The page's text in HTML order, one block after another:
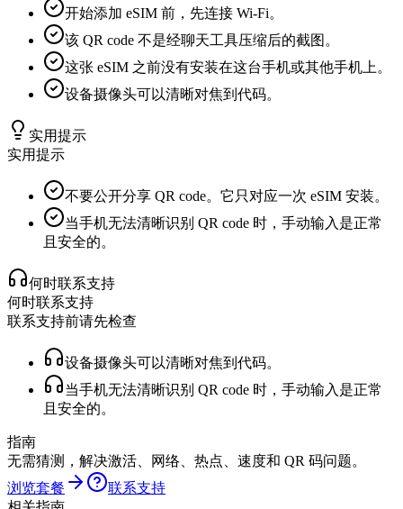
开始添加 eSIM 前，先连接 Wi-Fi。
该 QR code 不是经聊天工具压缩后的截图。
这张 eSIM 之前没有安装在这台手机或其他手机上。
设备摄像头可以清晰对焦到代码。
实用提示
实用提示
不要公开分享 QR code。它只对应一次 eSIM 安装。
当手机无法清晰识别 QR code 时，手动输入是正常
且安全的。
何时联系支持
何时联系支持
联系支持前请先检查
设备摄像头可以清晰对焦到代码。
当手机无法清晰识别 QR code 时，手动输入是正常
且安全的。
指南
无需猜测，解决激活、网络、热点、速度和 QR 码问题。
浏览套餐
联系支持